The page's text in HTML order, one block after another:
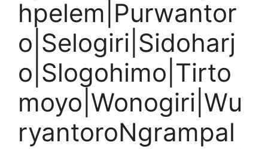
hpelem|Purwantor
o|Selogiri|Sidoharj
o|Slogohimo|Tirto
moyo|Wonogiri|Wu
ryantoroNgrampal